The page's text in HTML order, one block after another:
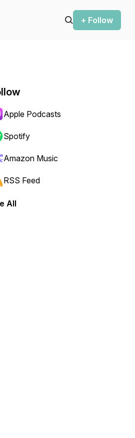
+ Follow
or backward.
Apple Podcasts
Spotify
Amazon Music
RSS Feed
All